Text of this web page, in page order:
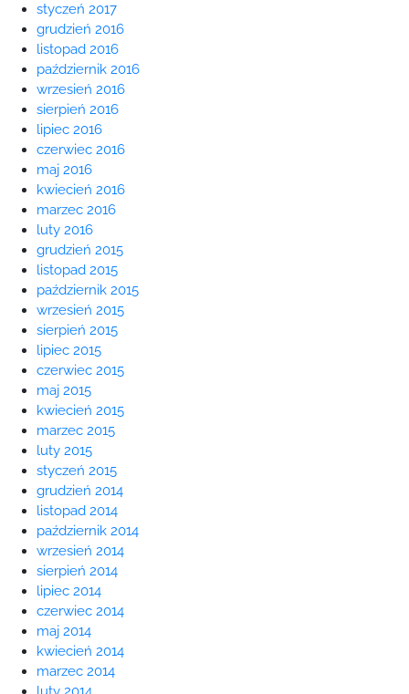
styczeń 2017
grudzień 2016
listopad 2016
październik 2016
wrzesień 2016
sierpień 2016
lipiec 2016
czerwiec 2016
maj 2016
kwiecień 2016
marzec 2016
luty 2016
grudzień 2015
listopad 2015
październik 2015
wrzesień 2015
sierpień 2015
lipiec 2015
czerwiec 2015
maj 2015
kwiecień 2015
marzec 2015
luty 2015
styczeń 2015
grudzień 2014
listopad 2014
październik 2014
wrzesień 2014
sierpień 2014
lipiec 2014
czerwiec 2014
maj 2014
kwiecień 2014
marzec 2014